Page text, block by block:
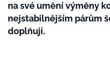
na své umění výměny
nejstabilnějším párům
doplňují.